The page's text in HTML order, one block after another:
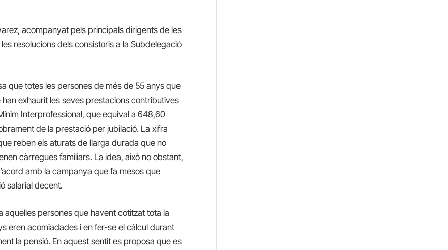
acompanyat pels principals dirigents de les
resolucions dels consistoris a la Subdelegació
que totes les persones de més de 55 anys que
exhaurit les seves prestacions contributives
Interprofessional, que equival a 648,60
de la prestació per jubilació. La xifra
reben els aturats de llarga durada que no
càrregues familiars. La idea, això no obstant,
amb la campanya que fa mesos que
salarial decent.
persones que havent cotitzat tota la
eren acomiadades i en fer-se el càlcul durant
la pensió. En aquest sentit es proposa que es